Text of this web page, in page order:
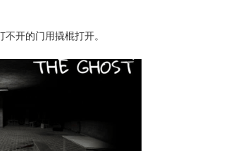
开的门用撬棍打开。